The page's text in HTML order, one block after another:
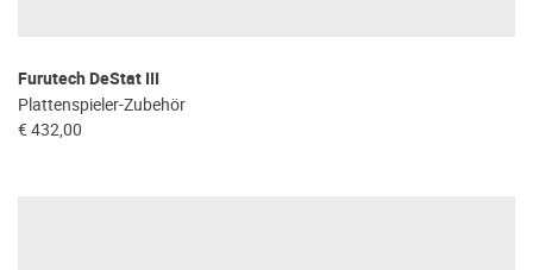
Furutech DeStat III
Plattenspieler-Zubehör
€ 432,00